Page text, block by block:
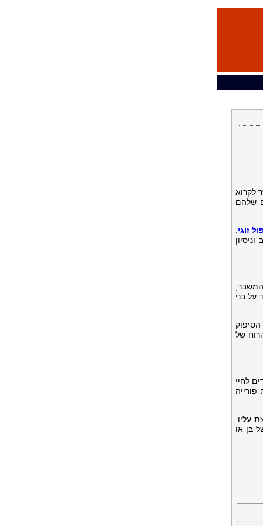
לקרוא
שלהם
זוגי
על בני
של
לחיי
עליו.
בן או